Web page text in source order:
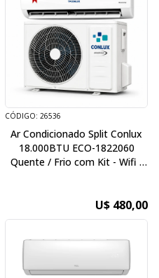
CÓDIGO: 26536
Ar Condicionado Split Conlux
18.000BTU ECO-1822060
Quente / Frio com Kit - Wifi -
U$ 480,00